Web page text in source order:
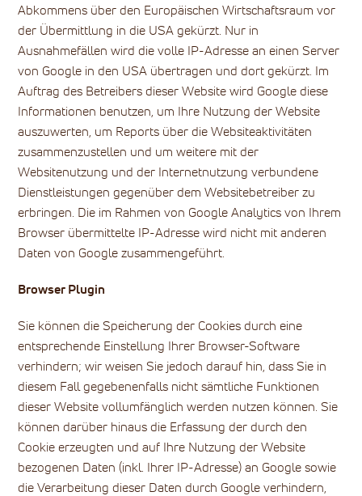
Abkommens über den Europäischen Wirtschaftsraum vor
der Übermittlung in die USA gekürzt. Nur in
Ausnahmefällen wird die volle IP-Adresse an einen Server
von Google in den USA übertragen und dort gekürzt. Im
Auftrag des Betreibers dieser Website wird Google diese
Informationen benutzen, um Ihre Nutzung der Website
auszuwerten, um Reports über die Websiteaktivitäten
zusammenzustellen und um weitere mit der
Websitenutzung und der Internetnutzung verbundene
Dienstleistungen gegenüber dem Websitebetreiber zu
erbringen. Die im Rahmen von Google Analytics von Ihrem
Browser übermittelte IP-Adresse wird nicht mit anderen
Daten von Google zusammengeführt.
Browser Plugin
Sie können die Speicherung der Cookies durch eine
entsprechende Einstellung Ihrer Browser-Software
verhindern; wir weisen Sie jedoch darauf hin, dass Sie in
diesem Fall gegebenenfalls nicht sämtliche Funktionen
dieser Website vollumfänglich werden nutzen können. Sie
können darüber hinaus die Erfassung der durch den
Cookie erzeugten und auf Ihre Nutzung der Website
bezogenen Daten (inkl. Ihrer IP-Adresse) an Google sowie
die Verarbeitung dieser Daten durch Google verhindern,